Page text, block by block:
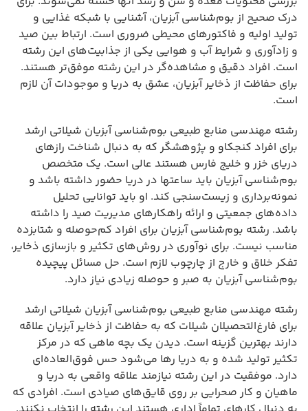
درک صحیح از بوم‌شناسی آبزیان، آشنایی با شبکه غذایی و
تولید اولیه و فاکتورهای محیطی ضروری است. ارتباط بین صید
و زادآوری و شرایط آب و هوایی یکی از جذابیت‌های این رشته
است. افراد دقیق و مشاهده‌گر در این رشته موفق‌تر هستند.
برای حفاظت از ذخایر آبزیان، عشق به دریا و موجودات آن لازم
است.
رشته مهندسی منابع طبیعی بوم‌شناسی آبزیان شیلاتی ارشد
برای افراد کنجکاو و پژوهشگر که به دنبال شناخت رازهای
دریای خزر و خلیج فارس هستند عالی است. یک متخصص
بوم‌شناسی آبزیان باید ساعتها در دریا حضور داشته باشد و
نمونه‌برداری و زیست‌سنجی کند. او باید توانایی تحلیل
داده‌های جمعیتی و ارائه راهکارهای مدیریت صید را داشته
باشد. رشته بوم‌شناسی آبزیان برای افراد کم‌حوصله و شتابزده
مناسب نیست. برای نوآوری در روش‌های تکثیر و بازسازی ذخایر،
تفکر خلاق و خارج از چارچوب لازم است. حل مسائل پیچیده
بوم‌شناسی آبزیان به صبر و حوصله زیادی نیاز دارد.
رشته مهندسی منابع طبیعی بوم‌شناسی آبزیان شیلاتی ارشد
برای فارغ‌التحصیلان شیلات که به حفاظت از ذخایر آبزیان علاقه
دارند بهترین گزینه است. دیدن یک بچه ماهی که در مرکز
تکثیر تولید شده و به دریا رها می‌شود حس فوق‌العاده‌ای
دارد. موفقیت در این رشته نیازمند علاقه واقعی به دریا و
ماهیان و کار صحرایی بر روی قایق‌های صیادی است. افرادی که